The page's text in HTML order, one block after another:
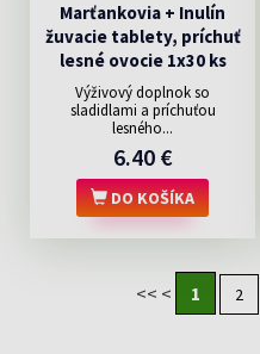
Marťankovia + Inulín
žuvacie tablety, príchuť
lesné ovocie 1x30 ks
Výživový doplnok so
sladidlami a príchuťou
lesného...
6.40 €
DO KOŠÍKA
<< < 1 2